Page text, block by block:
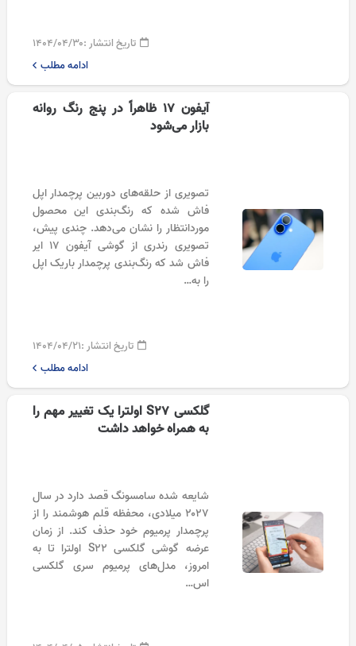
تاریخ انتشار :۱۴۰۴/۰۴/۳۰
ادامه مطلب
آیفون 17 ظاهراً در پنج رنگ روانه
بازار می‌شود
تصویری از حلقه‌های دوربین پرچمدار اپل
فاش شده که رنگ‌بندی این محصول
موردانتظار را نشان می‌دهد. چندی پیش،
تصویری رندری از گوشی آیفون ۱۷ ایر
فاش شد که رنگ‌بندی پرچمدار باریک اپل
را به…
تاریخ انتشار :۱۴۰۴/۰۴/۲۱
ادامه مطلب
گلکسی S27 اولترا یک تغییر مهم را
به همراه خواهد داشت
شایعه شده سامسونگ قصد دارد در سال
۲۰۲۷ میلادی، محفظه قلم هوشمند را از
پرچمدار پرمیوم خود حذف کند. از زمان
عرضه گوشی گلکسی S22 اولترا تا به
امروز، مدل‌های پرمیوم سری گلکسی
اس…